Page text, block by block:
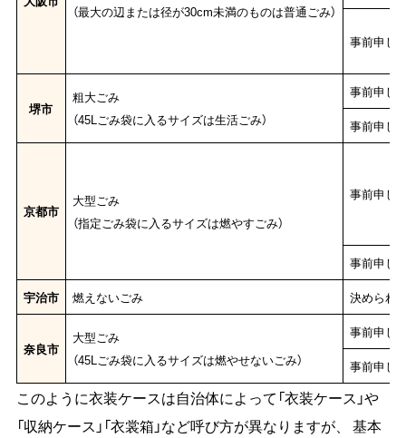
（最大の辺または径が30cm未満のものは普通ごみ）
事前申し
堺市
粗大ごみ
（45Lごみ袋に入るサイズは生活ごみ）
事前申し
事前申し
京都市
大型ごみ
（指定ごみ袋に入るサイズは燃やすごみ）
事前申し
事前申し
宇治市
燃えないごみ 決められ
奈良市
大型ごみ
（45Lごみ袋に入るサイズは燃やせないごみ）
事前申し
事前申し
このように衣装ケースは自治体によって「衣装ケース」や
「収納ケース」「衣裳箱」など呼び方が異なりますが、 基本